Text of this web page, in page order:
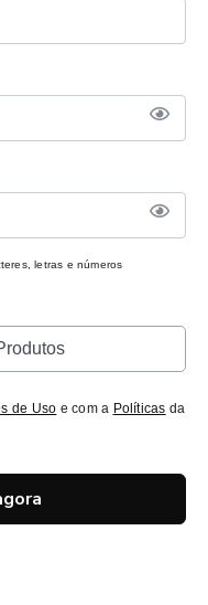
letras e números
de Uso e com a Políticas da